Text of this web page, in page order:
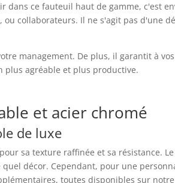
ce fauteuil haut de gamme, c'est
collaborateurs. Il ne s'agit pas d'une
management. De plus, il garantit à
plus agréable et plus productive.
et acier chromé
de luxe
sa texture raffinée et sa résistance.
décor. Cependant, pour une
toutes disponibles sur